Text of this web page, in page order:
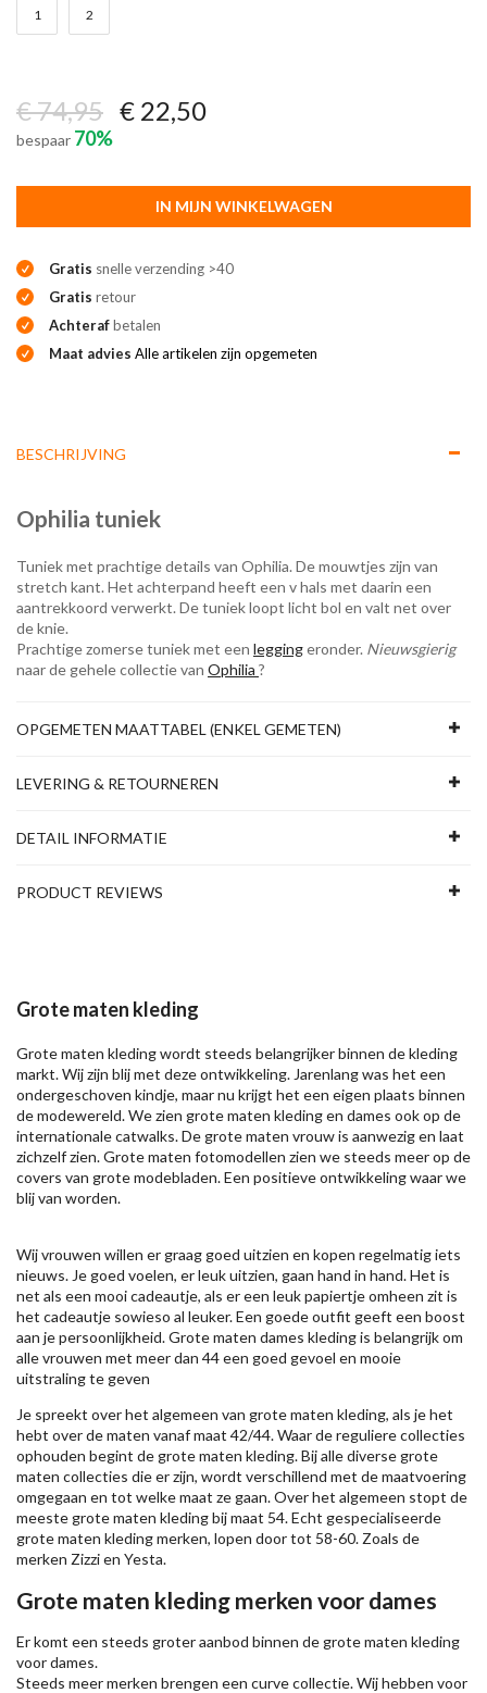
1 2
€ 74,95 € 22,50
bespaar 70%
IN MIJN WINKELWAGEN
Gratis snelle verzending >40
Gratis retour
Achterafbetalen
Maat advies Alle artikelen zijn opgemeten
BESCHRIJVING
Ophilia tuniek
Tuniek met prachtige details van Ophilia. De mouwtjes zijn van
stretch kant. Het achterpand heeft een v hals met daarin een
aantrekkoord verwerkt. De tuniek loopt licht bol en valt net over
de knie.
Prachtige zomerse tuniek met een leggingeronder. Nieuwsgierig
naar de gehele collectie van Ophilia ?
OPGEMETEN MAATTABEL (ENKEL GEMETEN)
LEVERING & RETOURNEREN
DETAIL INFORMATIE
PRODUCT REVIEWS
Grote maten kleding
Grote maten kleding wordt steeds belangrijker binnen de kleding
markt. Wij zijn blij met deze ontwikkeling. Jarenlang was het een
ondergeschoven kindje, maar nu krijgt het een eigen plaats binnen
de modewereld. We zien grote maten kleding en dames ook op de
internationale catwalks. De grote maten vrouw is aanwezig en laat
zichzelf zien. Grote maten fotomodellen zien we steeds meer op de
covers van grote modebladen. Een positieve ontwikkeling waar we
blij van worden.
Wij vrouwen willen er graag goed uitzien en kopen regelmatig iets
nieuws. Je goed voelen, er leuk uitzien, gaan hand in hand. Het is
net als een mooi cadeautje, als er een leuk papiertje omheen zit is
het cadeautje sowieso al leuker. Een goede outfit geeft een boost
aan je persoonlijkheid. Grote maten dames kleding is belangrijk om
alle vrouwen met meer dan 44 een goed gevoel en mooie
uitstraling te geven
Je spreekt over het algemeen van grote maten kleding, als je het
hebt over de maten vanaf maat 42/44. Waar de reguliere collecties
ophouden begint de grote maten kleding. Bij alle diverse grote
maten collecties die er zijn, wordt verschillend met de maatvoering
omgegaan en tot welke maat ze gaan. Over het algemeen stopt de
meeste grote maten kleding bij maat 54. Echt gespecialiseerde
grote maten kleding merken, lopen door tot 58-60. Zoals de
merken Zizzien Yesta.
Grote maten kleding merken voor dames
Er komt een steeds groter aanbod binnen de grote maten kleding
voor dames.
Steeds meer merken brengen een curve collectie. Wij hebben voor